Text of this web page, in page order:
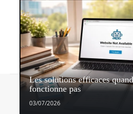
Les solutions efficaces
fonctionne pas
03/07/2026
Contact Mentions légales